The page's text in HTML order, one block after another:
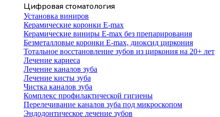
Цифровая стоматология
Установка виниров
Керамические коронки E-max
Керамические виниры E-max без препарирования
Безметалловые коронки Е-max, диоксид циркония
Тотальное восстановление зубов из циркония на 20+ лет
Лечение кариеса
Лечение каналов зуба
Лечение кисты зуба
Чистка каналов зуба
Комплекс профилактической гигиены
Перелечивание каналов зуба под микроскопом
Эндодонтическое лечение зубов